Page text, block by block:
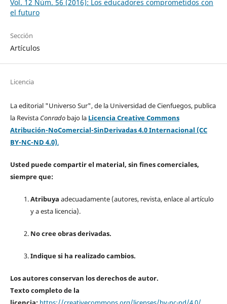
Vol. 12 Núm. 56 (2016): Los educadores comprometidos con
el futuro
Sección
Artículos
Licencia
La editorial "Universo Sur", de la Universidad de Cienfuegos, publica
la Revista Conradobajo la Licencia Creative Commons
Atribución-NoComercial-SinDerivadas 4.0 Internacional (CC
BY-NC-ND 4.0).
Usted puede compartir el material, sin fines comerciales,
siempre que:
Atribuya adecuadamente (autores, revista, enlace al artículo
y a esta licencia).
No cree obras derivadas.
Indique si ha realizado cambios.
Los autores conservan los derechos de autor.
Texto completo de la